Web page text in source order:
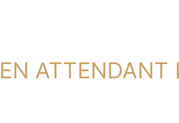
EN ATTENDANT